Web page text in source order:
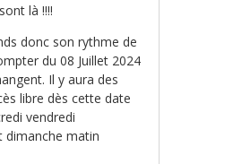
là !!!!
donc son rythme de
du 08 Juillet 2024
Il y aura des
libre dès cette date
vendredi
dimanche matin